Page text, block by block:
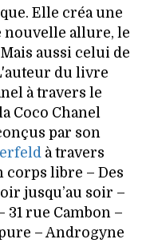
Elle créa une
allure, le
aussi celui de
du livre
à travers le
Coco Chanel
par son
à travers
corps libre – Des
jusqu’au soir –
rue Cambon –
– Androgyne